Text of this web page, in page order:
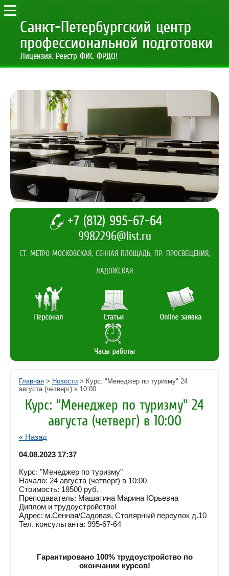
Лицензия. Реестр ФИС ФРДО!
+7 (812) 995-67-64
9982296@list.ru
СТ. МЕТРО МОСКОВСКАЯ, СЕННАЯ ПЛОЩАДЬ, ПР. ПРОСВЕЩЕНИЯ,
ЛАДОЖСКАЯ
Главная > Новости > Курс: "Менеджер по туризму" 24
августа (четверг) в 10:00
Курс: "Менеджер по туризму" 24
августа (четверг) в 10:00
« Назад
04.08.2023 17:37
Курс: "Менеджер по туризму"
Начало: 24 августа (четверг) в 10:00
Стоимость: 18500 руб.
Преподаватель: Машатина Марина Юрьевна
Диплом и трудоустройство!
Адрес: м.Сенная/Садовая, Столярный переулок д.10
Тел. консультанта: 995-67-64
Гарантировано 100% трудоустройство по
окончании курсов!